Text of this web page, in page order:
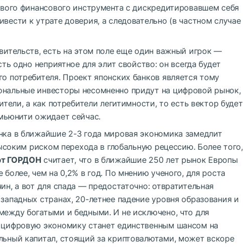
финансового инструмента с дискредитировавшем себя
к утрате доверия, а следовательно (в частном случае
есть на этом поле еще один важный игрок —
одно неприятное для элит свойство: он всегда будет
потребителя. Проект японских банков является тому
инвесторы несомненно придут на цифровой рынок,
а как потребители легитимности, то есть вектор будет
ожидает сейчас.
в ближайшие 2-3 года мировая экономика замедлит
риском перехода в глобальную рецессию. Более того,
ГОРДОН считает, что в ближайшие 250 лет рынок Европы
чем на 0,2% в год. По мнению ученого, для роста
а вот для спада — предостаточно: отвратительная
странах, 20-летнее падение уровня образования и
богатыми и бедными. И не исключено, что для
экономику станет единственным шансом на
капитал, стоящий за криптовалютами, может вскоре